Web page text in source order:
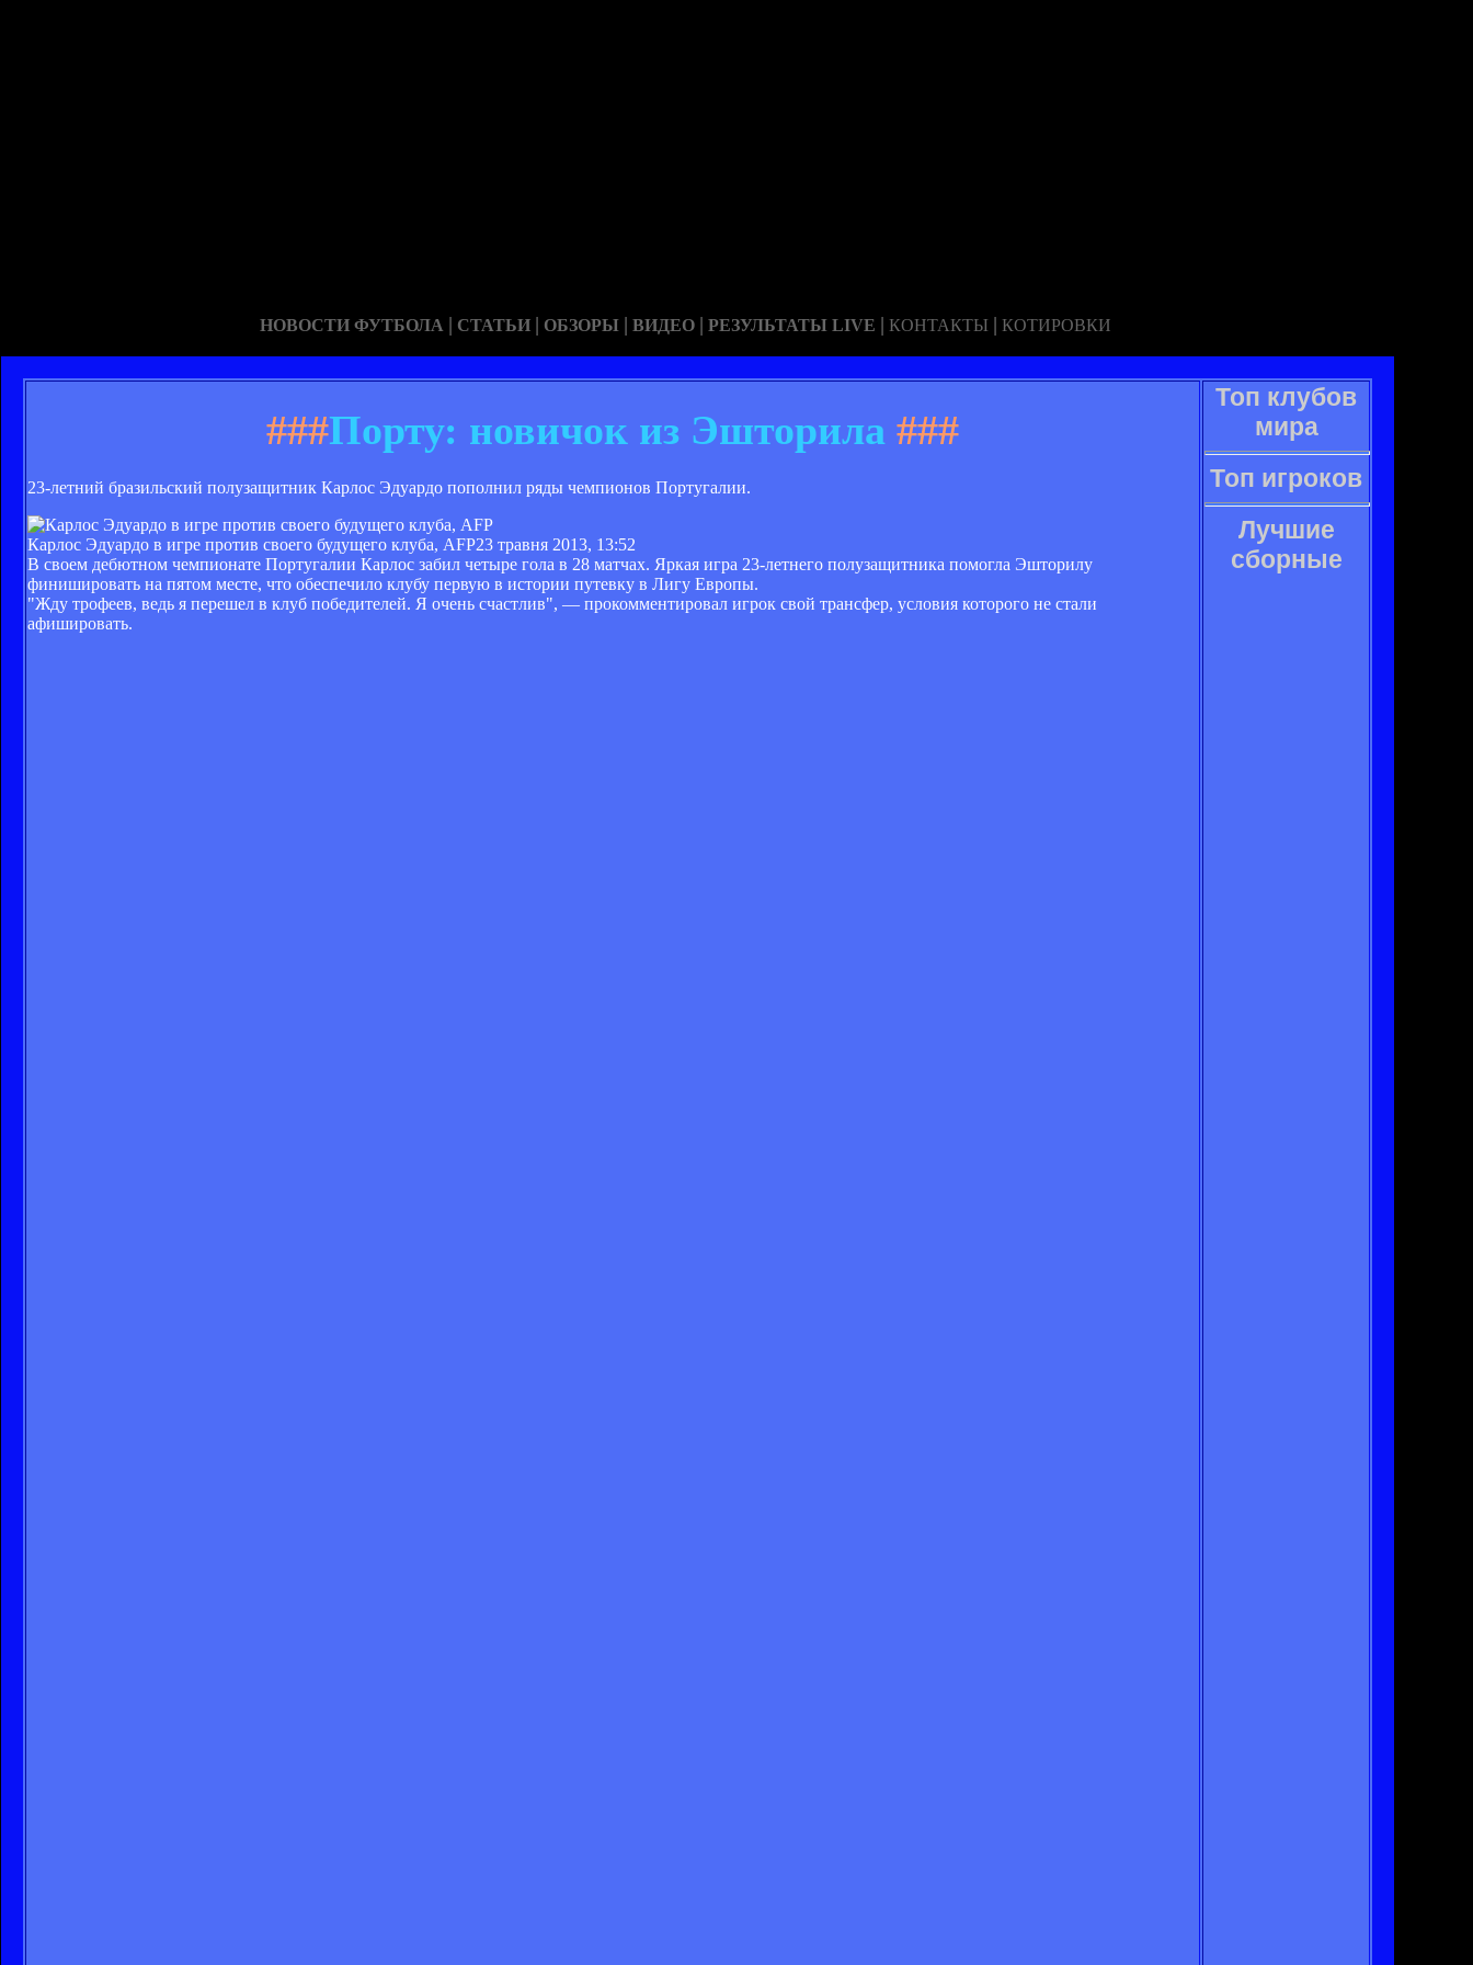
НОВОСТИ ФУТБОЛА | СТАТЬИ | ОБЗОРЫ | ВИДЕО | РЕЗУЛЬТАТЫ LIVE | КОНТАКТЫ | КОТИРОВКИ
###Порту: новичок из Эшторила ###
23-летний бразильский полузащитник Карлос Эдуардо пополнил ряды чемпионов Португалии.
Карлос Эдуардо в игре против своего будущего клуба, AFP23 травня 2013, 13:52
В своем дебютном чемпионате Португалии Карлос забил четыре гола в 28 матчах. Яркая игра 23-летнего полузащитника помогла Эшторилу
финишировать на пятом месте, что обеспечило клубу первую в истории путевку в Лигу Европы.
"Жду трофеев, ведь я перешел в клуб победителей. Я очень счастлив", — прокомментировал игрок свой трансфер, условия которого не стали
афишировать.
Топ клубов
мира
Топ игроков
Лучшие
сборные